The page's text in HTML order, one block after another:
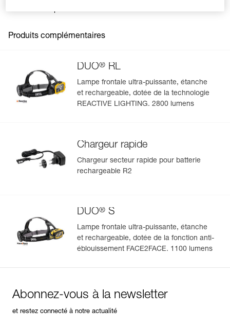
disponible.
Garantie : 2 ans ou 300 cycles de charge
Conditionnement : 1
FAQ
Voir tous les contenus techniques
Gérer et inspecter facilement votre EPI
Importez et exportez facilement vos données EPI
existantes.
Voir l'historique d'un produit à partir de sa date de
En savoir plus
Produits complémentaires
DUO® RL
Lampe frontale ultra-puissante, étanche
et rechargeable, dotée de la technologie
REACTIVE LIGHTING. 2800 lumens
Chargeur rapide
Chargeur secteur rapide pour batterie
rechargeable R2
DUO® S
Lampe frontale ultra-puissante, étanche
et rechargeable, dotée de la fonction anti-
éblouissement FACE2FACE. 1100 lumens
Abonnez-vous à la newsletter
et restez connecté à notre actualité